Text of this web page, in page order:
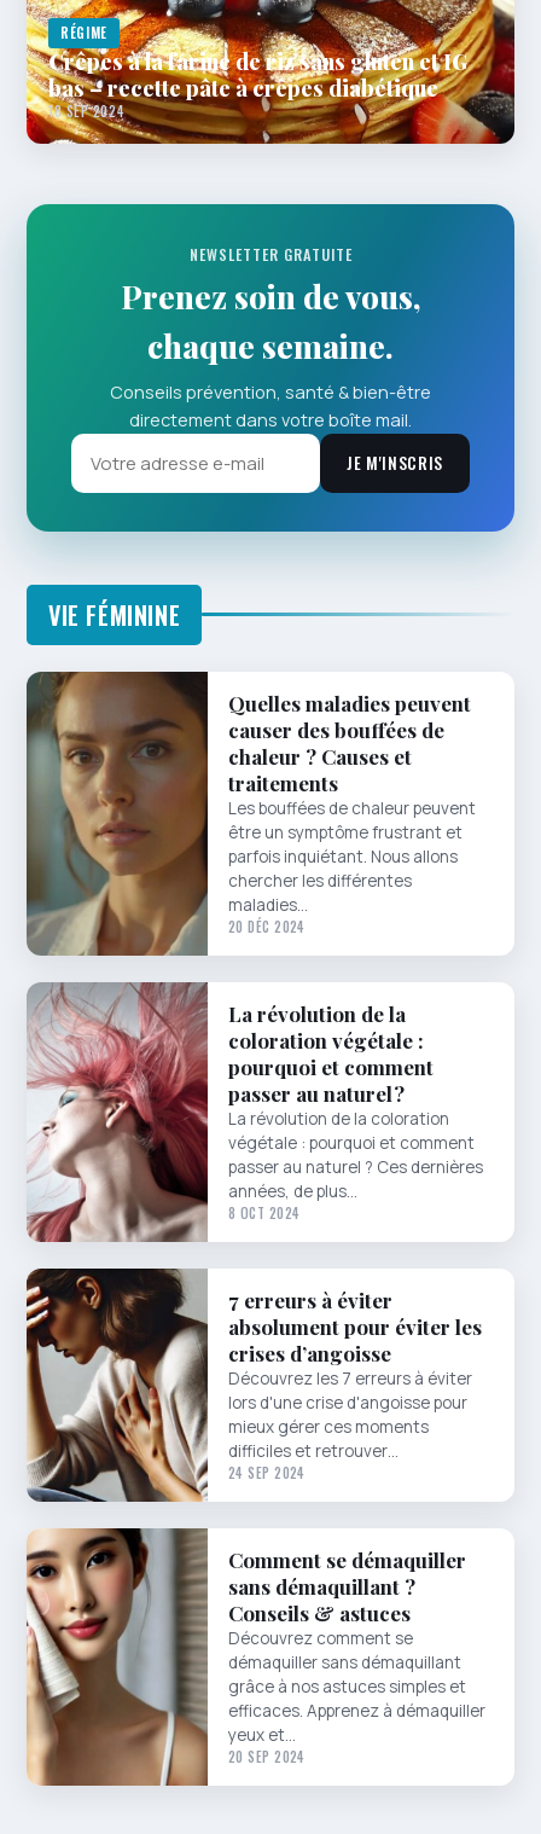
RÉGIME
Crêpes à la farine de riz sans gluten et IG
bas – recette pâte à crêpes diabétique
18 SEP 2024
NEWSLETTER GRATUITE
Prenez soin de vous,
chaque semaine.
Conseils prévention, santé & bien-être
directement dans votre boîte mail.
JE M'INSCRIS
VIE FÉMININE
Quelles maladies peuvent
causer des bouffées de
chaleur ? Causes et
traitements
Les bouffées de chaleur peuvent
être un symptôme frustrant et
parfois inquiétant. Nous allons
chercher les différentes
maladies…
20 DÉC 2024
La révolution de la
coloration végétale :
pourquoi et comment
passer au naturel ?
La révolution de la coloration
végétale : pourquoi et comment
passer au naturel ? Ces dernières
années, de plus…
8 OCT 2024
7 erreurs à éviter
absolument pour éviter les
crises d’angoisse
Découvrez les 7 erreurs à éviter
lors d'une crise d'angoisse pour
mieux gérer ces moments
difficiles et retrouver…
24 SEP 2024
Comment se démaquiller
sans démaquillant ?
Conseils & astuces
Découvrez comment se
démaquiller sans démaquillant
grâce à nos astuces simples et
efficaces. Apprenez à démaquiller
yeux et…
20 SEP 2024